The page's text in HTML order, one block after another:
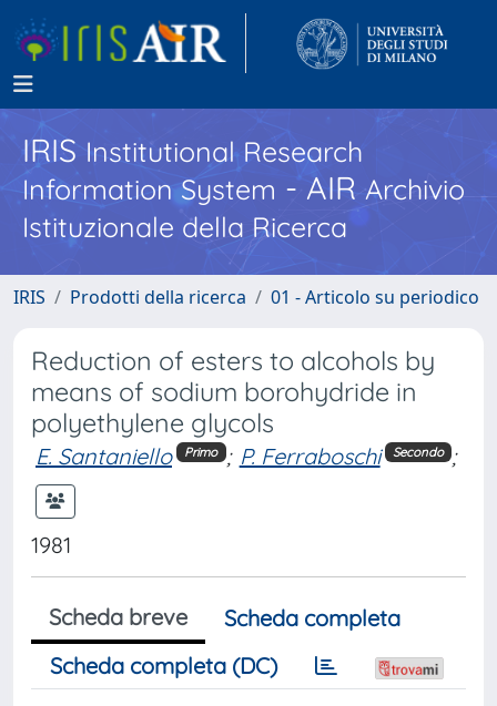
IRISInstitutional Research
Information System - AIR Archivio
Istituzionale della Ricerca
IRIS Prodotti della ricerca 01 - Articolo su periodico
Reduction of esters to alcohols by
means of sodium borohydride in
polyethylene glycols
E. Santaniello Primo ; P. Ferraboschi Secondo ;
1981
Scheda breve
Scheda completa
Scheda completa (DC)